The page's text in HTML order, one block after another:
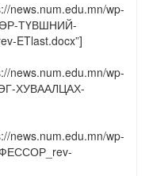
wp-
ТҮВШНИЙ-
ETlast.docx”]
wp-
ХУВААЛЦАХ-
wp-